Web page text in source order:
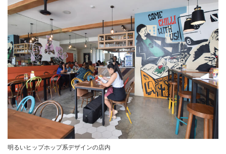
明るいヒップホップ系デザインの店内